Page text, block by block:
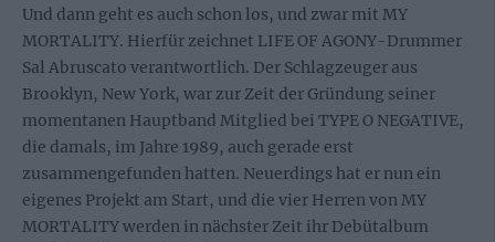
Und dann geht es auch schon los, und zwar mit MY
MORTALITY. Hierfür zeichnet LIFE OF AGONY-Drummer
Sal Abruscato verantwortlich. Der Schlagzeuger aus
Brooklyn, New York, war zur Zeit der Gründung seiner
momentanen Hauptband Mitglied bei TYPE O NEGATIVE,
die damals, im Jahre 1989, auch gerade erst
zusammengefunden hatten. Neuerdings hat er nun ein
eigenes Projekt am Start, und die vier Herren von MY
MORTALITY werden in nächster Zeit ihr Debütalbum